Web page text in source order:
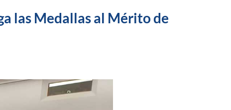
las Medallas al Mérito de